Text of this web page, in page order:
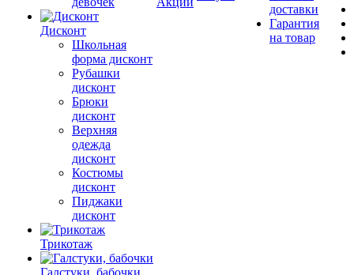
Дисконт
Школьная
форма дисконт
Рубашки
дисконт
Брюки
дисконт
Верхняя
одежда
дисконт
Костюмы
дисконт
Пиджаки
дисконт
Трикотаж
Галстуки, бабочки
доставки
Гарантия
на товар